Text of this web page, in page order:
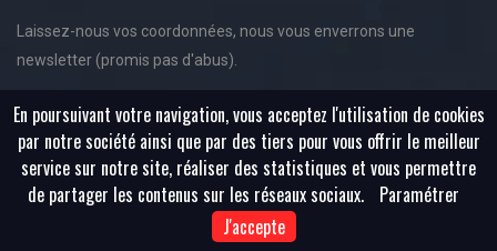
Laissez-nous vos coordonnées, nous vous enverrons une
newsletter (promis pas d'abus).
En poursuivant votre navigation, vous acceptez l'utilisation de cookies
par notre société ainsi que par des tiers pour vous offrir le meilleur
service sur notre site, réaliser des statistiques et vous permettre
de partager les contenus sur les réseaux sociaux.
Paramétrer
J'accepte